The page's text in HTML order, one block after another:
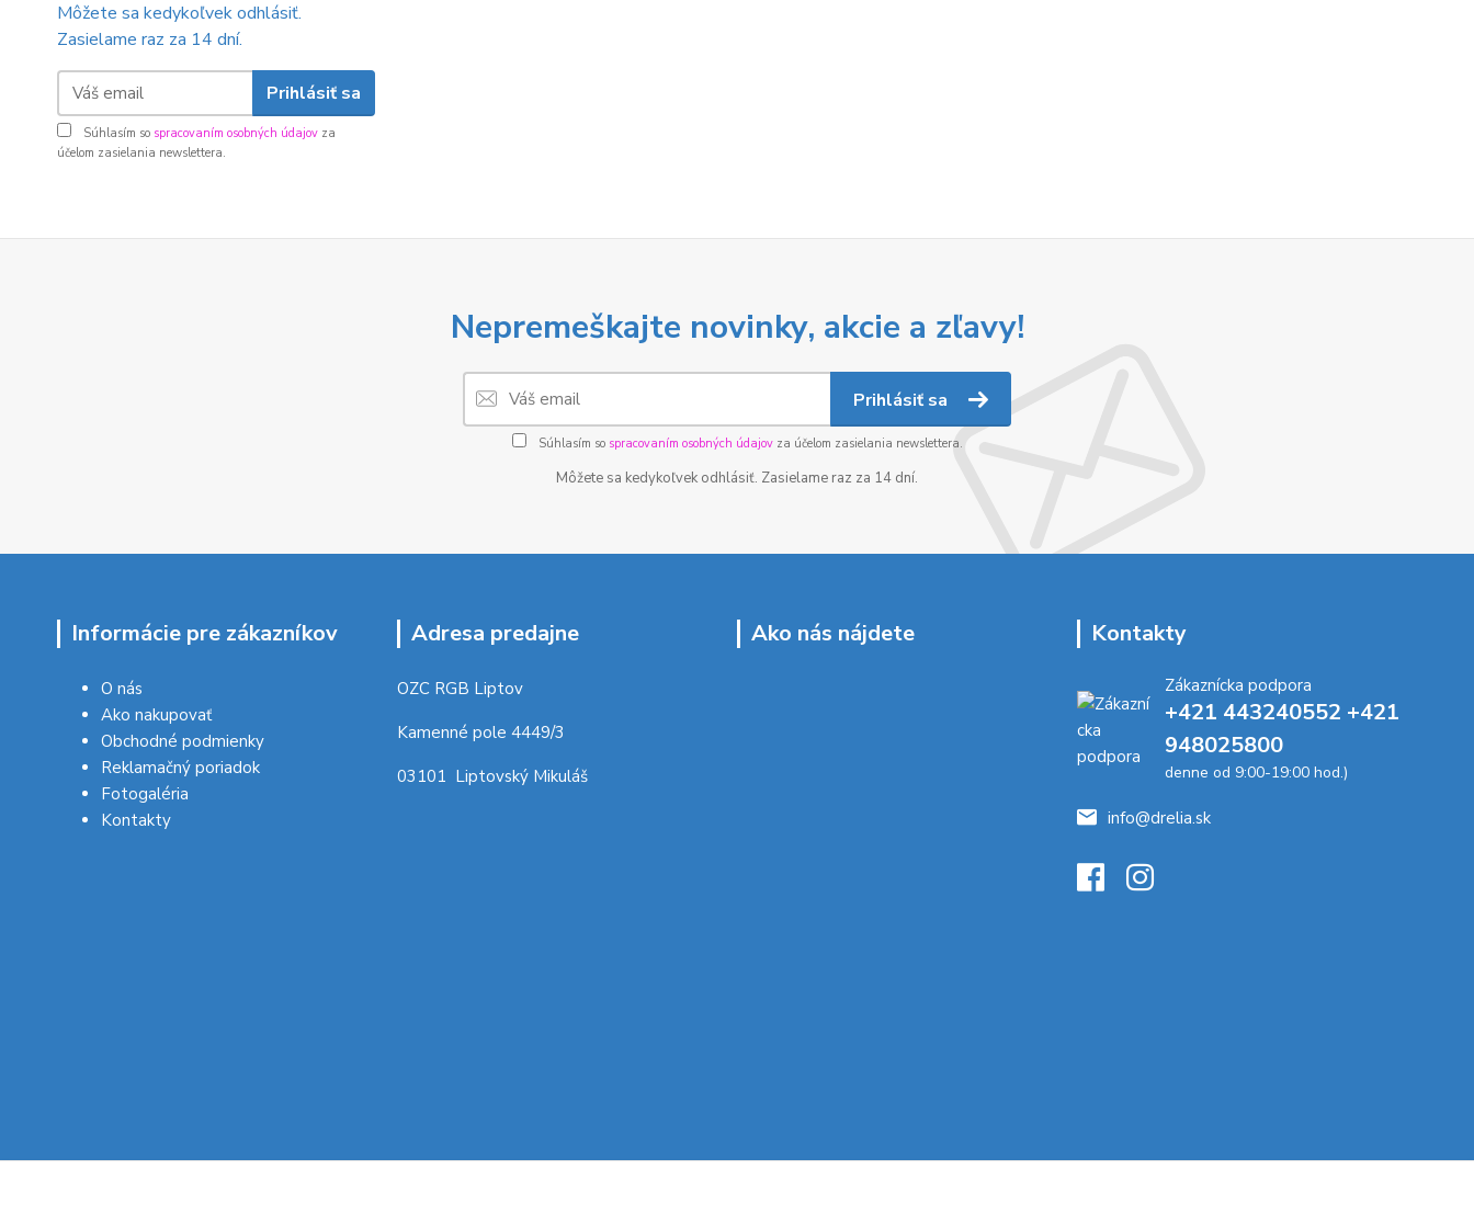
Môžete sa kedykoľvek odhlásiť.
Zasielame raz za 14 dní.
Prihlásiť sa
Súhlasím so spracovaním osobných údajov za
účelom zasielania newslettera.
Nepremeškajte novinky, akcie a zľavy!
Prihlásiť sa
Súhlasím so spracovaním osobných údajovza účelom zasielania newslettera.
Môžete sa kedykoľvek odhlásiť. Zasielame raz za 14 dní.
Informácie pre zákazníkov
O nás
Ako nakupovať
Obchodné podmienky
Reklamačný poriadok
Fotogaléria
Kontakty
Adresa predajne
OZC RGB Liptov
Kamenné pole 4449/3
03101 Liptovský Mikuláš
Ako nás nájdete Kontakty
Zákaznícka podpora
+421 443240552 +421
948025800
denne od 9:00-19:00 hod.)
info@drelia.sk